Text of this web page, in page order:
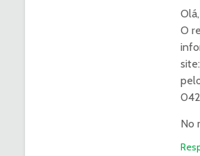
O
site:
No